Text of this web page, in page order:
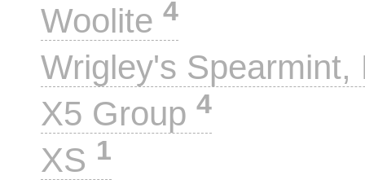
Woolite 4
Wrigley's
X5 Group 4
XS 1